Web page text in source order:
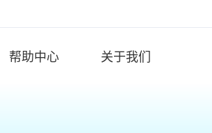
帮助中心 关于我们